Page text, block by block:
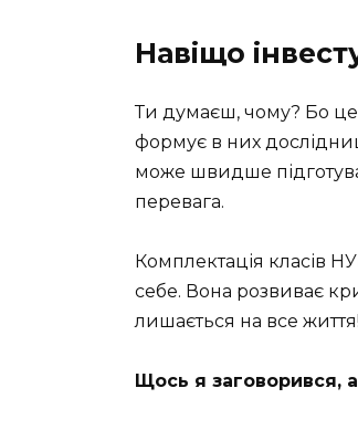
Навіщо
Ти думаєш, чому? Бо це
формує в них
може швидше
перевага.
Комплектація класів
себе. Вона розвиває
лишається на все життя!
Щось я заговорився,